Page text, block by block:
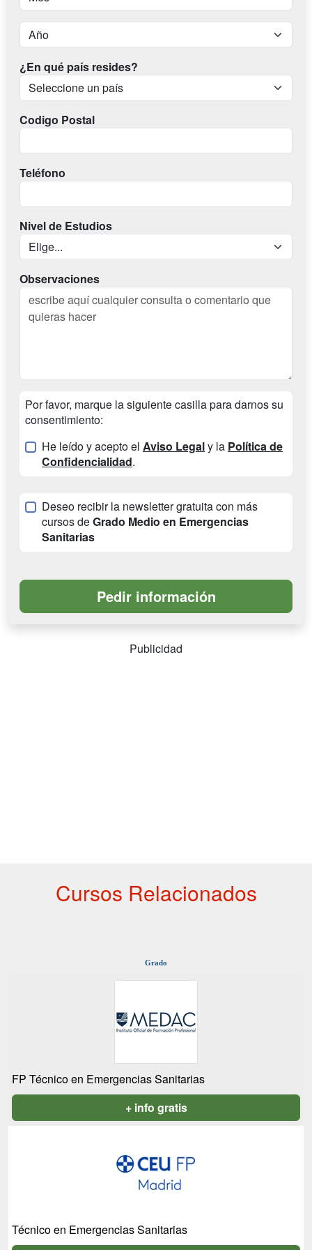
¿En qué país resides?
Codigo Postal
Teléfono
Nivel de Estudios
Observaciones
Por favor, marque la siguiente casilla para darnos su
consentimiento:
He leído y acepto el Aviso Legaly la Política de
Confidencialidad.
Deseo recibir la newsletter gratuita con más
cursos deGrado Medio en Emergencias
Sanitarias
Publicidad
Cursos Relacionados
Grado
FP Técnico en Emergencias Sanitarias
+ info gratis
Técnico en Emergencias Sanitarias